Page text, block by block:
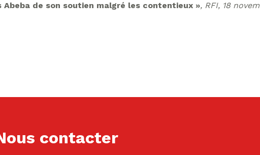
de son soutien malgré les contentieux », RFI, 18
contacter